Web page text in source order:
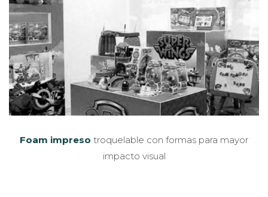
Foam impreso troquelable con formas para mayor
impacto visual